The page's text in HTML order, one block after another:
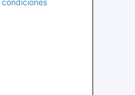
condiciones